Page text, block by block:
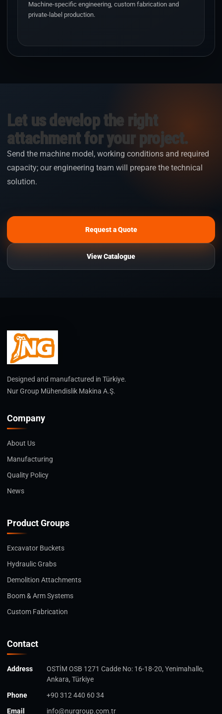
Machine-specific engineering, custom fabrication and
private-label production.
Let us develop the right
attachment for your project.
Send the machine model, working conditions and required
capacity; our engineering team will prepare the technical
solution.
Request a Quote
View Catalogue
Designed and manufactured in Türkiye.
Nur Group Mühendislik Makina A.Ş.
Company
About Us
Manufacturing
Quality Policy
News
Product Groups
Excavator Buckets
Hydraulic Grabs
Demolition Attachments
Boom & Arm Systems
Custom Fabrication
Contact
Address
OSTİM OSB 1271 Cadde No: 16-18-20, Yenimahalle,
Ankara, Türkiye
Phone
+90 312 440 60 34
Email
info@nurgroup.com.tr